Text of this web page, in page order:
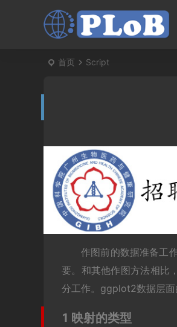
首页 Script
作图前的数据准备工
要。和其他作图方法相比
分工作。ggplot2数据层面
1 映射的类型